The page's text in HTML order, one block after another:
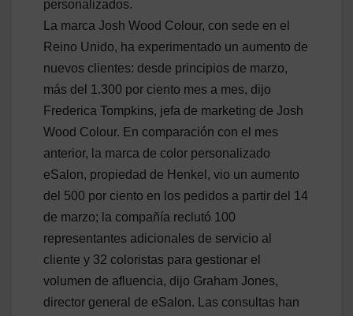
personalizados.
La marca Josh Wood Colour, con sede en el
Reino Unido, ha experimentado un aumento de
nuevos clientes: desde principios de marzo,
más del 1.300 por ciento mes a mes, dijo
Frederica Tompkins, jefa de marketing de Josh
Wood Colour. En comparación con el mes
anterior, la marca de color personalizado
eSalon, propiedad de Henkel, vio un aumento
del 500 por ciento en los pedidos a partir del 14
de marzo; la compañía reclutó 100
representantes adicionales de servicio al
cliente y 32 coloristas para gestionar el
volumen de afluencia, dijo Graham Jones,
director general de eSalon. Las consultas han